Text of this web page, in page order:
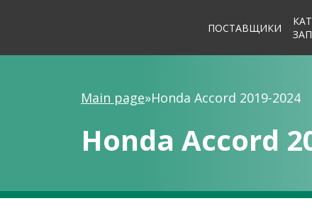
ПОСТАВЩИКИ
Main page»Honda Accord 2019-2024
Honda Accord